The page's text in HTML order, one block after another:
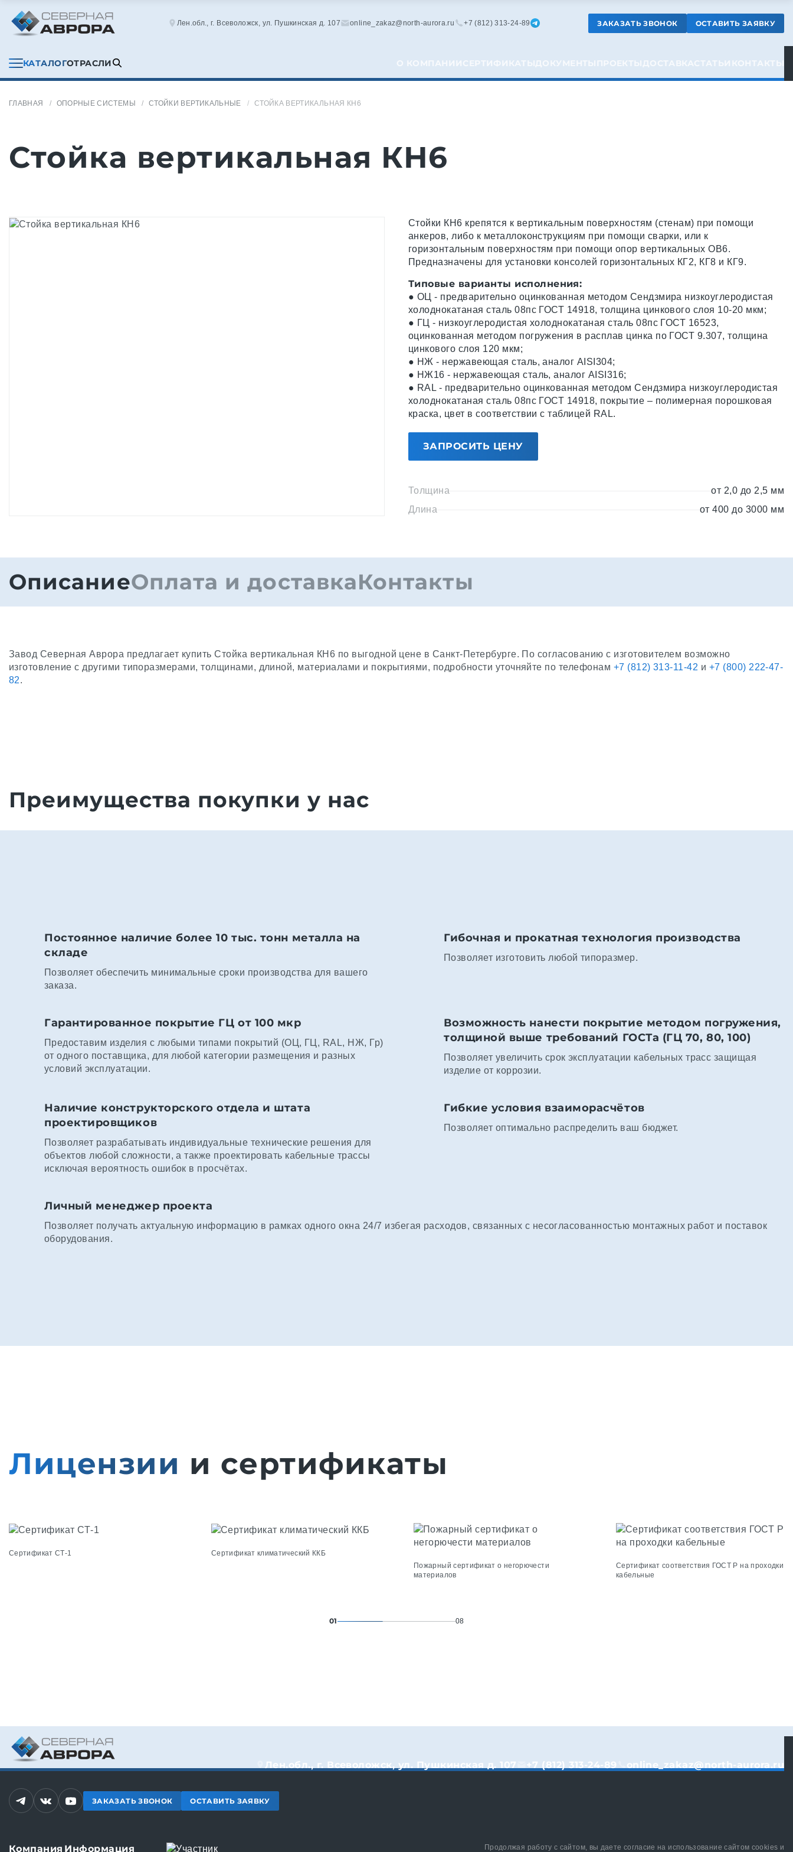
Лен.обл., г. Всеволожск, ул. Пушкинская д. 107 online_zakaz@north-aurora.ru +7 (812) 313-24-89 ЗАКАЗАТЬ ЗВОНОК ОСТАВИТЬ ЗАЯВКУ
КАТАЛОГОТРАСЛИ О КОМПАНИИСЕРТИФИКАТЫДОКУМЕНТЫ ПРОЕКТЫДОСТАВКАСТАТЬИ КОНТАКТЫ
ГЛАВНАЯ ОПОРНЫЕ СИСТЕМЫ СТОЙКИ ВЕРТИКАЛЬНЫЕ СТОЙКА ВЕРТИКАЛЬНАЯ КН6
Стойка вертикальная КН6
Стойки КН6 крепятся к вертикальным поверхностям (стенам) при помощи
анкеров, либо к металлоконструкциям при помощи сварки, или к
горизонтальным поверхностям при помощи опор вертикальных ОВ6.
Предназначены для установки консолей горизонтальных КГ2, КГ8 и КГ9.
Типовые варианты исполнения:
● ОЦ - предварительно оцинкованная методом Сендзмира низкоуглеродистая
холоднокатаная сталь 08пс ГОСТ 14918, толщина цинкового слоя 10-20 мкм;
● ГЦ - низкоуглеродистая холоднокатаная сталь 08пс ГОСТ 16523,
оцинкованная методом погружения в расплав цинка по ГОСТ 9.307, толщина
цинкового слоя 120 мкм;
● НЖ - нержавеющая сталь, аналог AISI304;
● НЖ16 - нержавеющая сталь, аналог AISI316;
● RAL - предварительно оцинкованная методом Сендзмира низкоуглеродистая
холоднокатаная сталь 08пс ГОСТ 14918, покрытие – полимерная порошковая
краска, цвет в соответствии с таблицей RAL.
ЗАПРОСИТЬ ЦЕНУ
Толщина
от 2,0 до 2,5 мм
Длина
от 400 до 3000 мм
ОписаниеОплата и доставкаКонтакты
Завод Северная Аврора предлагает купить Стойка вертикальная КН6 по выгодной цене в Санкт-Петербурге. По согласованию с изготовителем возможно
изготовление с другими типоразмерами, толщинами, длиной, материалами и покрытиями, подробности уточняйте по телефонам +7 (812) 313-11-42 и +7 (800) 222-47-
82.
Преимущества покупки у нас
Постоянное наличие более 10 тыс. тонн металла на
складе
Позволяет обеспечить минимальные сроки производства для вашего
заказа.
Гибочная и прокатная технология производства
Позволяет изготовить любой типоразмер.
Гарантированное покрытие ГЦ от 100 мкр
Предоставим изделия с любыми типами покрытий (ОЦ, ГЦ, RAL, НЖ, Гр)
от одного поставщика, для любой категории размещения и разных
условий эксплуатации.
Возможность нанести покрытие методом погружения,
толщиной выше требований ГОСТа (ГЦ 70, 80, 100)
Позволяет увеличить срок эксплуатации кабельных трасс защищая
изделие от коррозии.
Наличие конструкторского отдела и штата
проектировщиков
Позволяет разрабатывать индивидуальные технические решения для
объектов любой сложности, а также проектировать кабельные трассы
исключая вероятность ошибок в просчётах.
Гибкие условия взаиморасчётов
Позволяет оптимально распределить ваш бюджет.
Личный менеджер проекта
Позволяет получать актуальную информацию в рамках одного окна 24/7 избегая расходов, связанных с несогласованностью монтажных работ и поставок
оборудования.
Лицензии и сертификаты
Сертификат СТ-1
Сертификат климатический ККБ
Пожарный сертификат о негорючести
материалов
Сертификат соответствия ГОСТ Р на проходки
кабельные
01 08
Лен.обл., г. Всеволожск, ул. Пушкинская д. 107 +7 (812) 313-24-89 online_zakaz@north-aurora.ru
ЗАКАЗАТЬ ЗВОНОК ОСТАВИТЬ ЗАЯВКУ
Компания Информация Продолжая работу с сайтом, вы даете согласие на использование сайтом cookies и